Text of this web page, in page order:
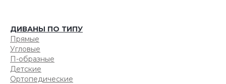
ДИВАНЫ ПО ТИПУ
Прямые
Угловые
П-образные
Детские
Ортопедические